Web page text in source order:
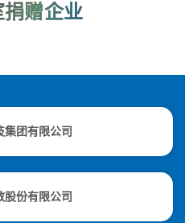
赠企业
集团有限公司
股份有限公司